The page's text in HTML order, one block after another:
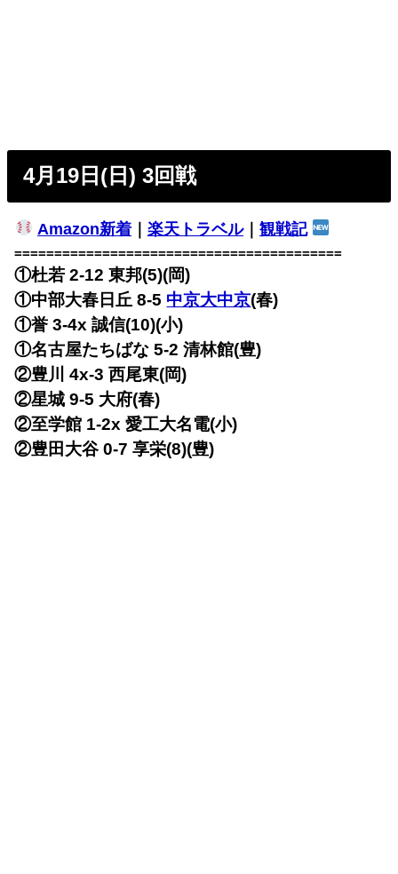
4月19日(日) 3回戦
Amazon新着｜ 楽天トラベル｜ 観戦記
=========================================
①杜若 2-12東邦(5)(岡)
①中部大春日丘 8-5 中京大中京(春)
①誉 3-4x誠信(10)(小)
①名古屋たちばな 5-2清林館(豊)
②豊川 4x-3西尾東(岡)
②星城 9-5 大府(春)
②至学館 1-2x愛工大名電(小)
②豊田大谷 0-7享栄(8)(豊)